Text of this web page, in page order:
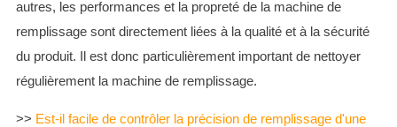
autres, les performances et la propreté de la machine de
remplissage sont directement liées à la qualité et à la sécurité
du produit. Il est donc particulièrement important de nettoyer
régulièrement la machine de remplissage.
>> Est-il facile de contrôler la précision de remplissage d'une